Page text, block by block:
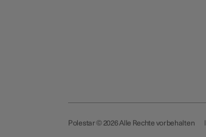
Polestar © 2026 Alle Rechte vorbehalten